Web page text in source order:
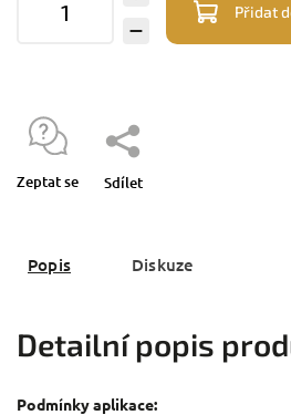
Přidat
Zeptat se Sdílet
Popis Diskuze
Detailní popis
Podmínky aplikace: